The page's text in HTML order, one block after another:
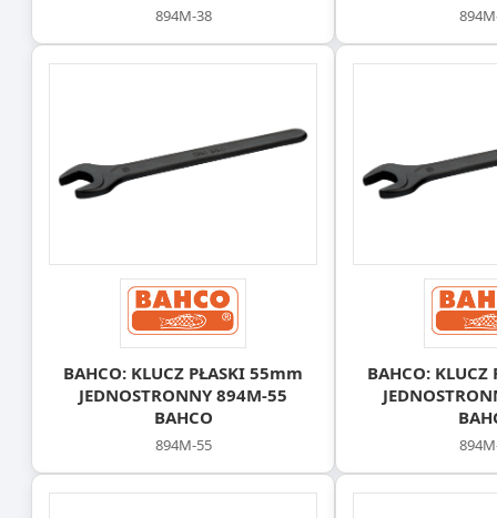
894M-38
BAHCO: KLUCZ PŁASKI 55mm
JEDNOSTRONNY 894M-55
BAHCO
894M-55
BAHCO: